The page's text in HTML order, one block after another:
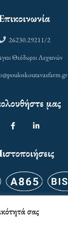
σας
26230.29211/2
Θεόδωροι Λεχαινών
μας